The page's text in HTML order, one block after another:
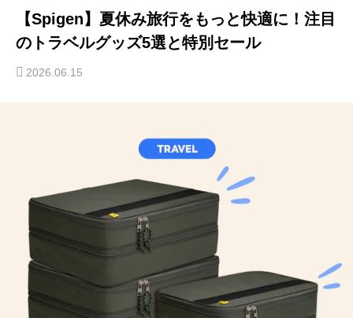
【Spigen】夏休み旅行をもっと快適に！注目
のトラベルグッズ5選と特別セール
2026.06.15